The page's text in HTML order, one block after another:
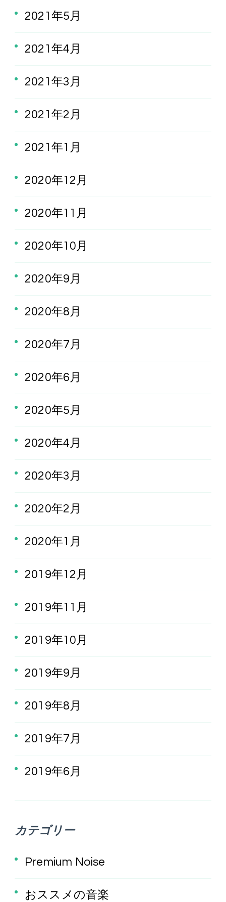
2021年5月
2021年4月
2021年3月
2021年2月
2021年1月
2020年12月
2020年11月
2020年10月
2020年9月
2020年8月
2020年7月
2020年6月
2020年5月
2020年4月
2020年3月
2020年2月
2020年1月
2019年12月
2019年11月
2019年10月
2019年9月
2019年8月
2019年7月
2019年6月
カテゴリー
Premium Noise
おススメの音楽